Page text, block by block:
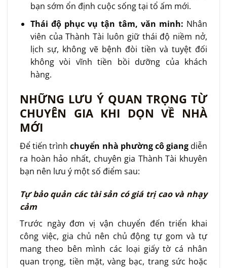
bạn sớm ổn định cuộc sống tại tổ ấm mới.
Thái độ phục vụ tận tâm, văn minh: Nhân
viên của Thành Tài luôn giữ thái độ niềm nở,
lịch sự, không vẽ bệnh đòi tiền và tuyệt đối
không vòi vĩnh tiền bồi dưỡng của khách
hàng.
NHỮNG LƯU Ý QUAN TRỌNG TỪ
CHUYÊN GIA KHI DỌN VỀ NHÀ
MỚI
Để tiến trìnhchuyển nhà phường cô giangdiễn
ra hoàn hảo nhất, chuyên gia Thành Tài khuyên
bạn nên lưu ý một số điểm sau:
Tự bảo quản các tài sản có giá trị cao và nhạy
cảm
Trước ngày đơn vị vận chuyển đến triển khai
công việc, gia chủ nên chủ động tự gom và tự
mang theo bên mình các loại giấy tờ cá nhân
quan trọng, tiền mặt, vàng bạc, trang sức hoặc